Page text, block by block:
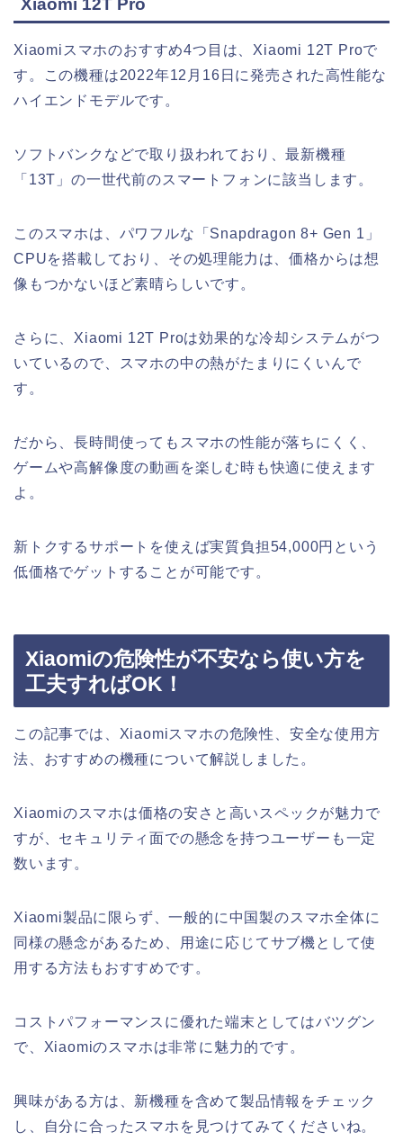
Xiaomi 12T Pro
Xiaomiスマホのおすすめ4つ目は、Xiaomi 12T Proで
す。この機種は2022年12月16日に発売された高性能な
ハイエンドモデルです。
ソフトバンクなどで取り扱われており、最新機種
「13T」の一世代前のスマートフォンに該当します。
このスマホは、パワフルな「Snapdragon 8+ Gen 1」
CPUを搭載しており、その処理能力は、価格からは想
像もつかないほど素晴らしいです。
さらに、Xiaomi 12T Proは効果的な冷却システムがつ
いているので、スマホの中の熱がたまりにくいんで
す。
だから、長時間使ってもスマホの性能が落ちにくく、
ゲームや高解像度の動画を楽しむ時も快適に使えます
よ。
新トクするサポートを使えば実質負担54,000円という
低価格でゲットすることが可能です。
Xiaomiの危険性が不安なら使い方を
工夫すればOK！
この記事では、Xiaomiスマホの危険性、安全な使用方
法、おすすめの機種について解説しました。
Xiaomiのスマホは価格の安さと高いスペックが魅力で
すが、セキュリティ面での懸念を持つユーザーも一定
数います。
Xiaomi製品に限らず、一般的に中国製のスマホ全体に
同様の懸念があるため、用途に応じてサブ機として使
用する方法もおすすめです。
コストパフォーマンスに優れた端末としてはバツグン
で、Xiaomiのスマホは非常に魅力的です。
興味がある方は、新機種を含めて製品情報をチェック
し、自分に合ったスマホを見つけてみてくださいね。